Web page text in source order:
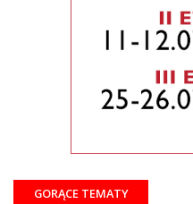
GORĄCE TEMATY